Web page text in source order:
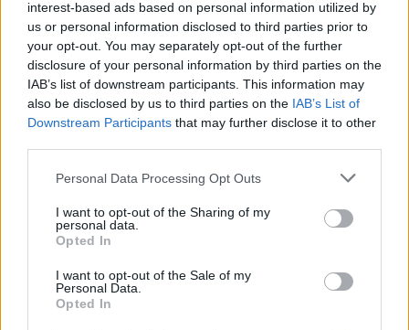
interest-based ads based on personal information utilized by
us or personal information disclosed to third parties prior to
your opt-out. You may separately opt-out of the further
disclosure of your personal information by third parties on the
IAB’s list of downstream participants. This information may
also be disclosed by us to third parties on the IAB’s List of
Downstream Participants that may further disclose it to other
Personal Data Processing Opt Outs
I want to opt-out of the Sharing of my
personal data.
Opted In
I want to opt-out of the Sale of my
Personal Data.
Opted In